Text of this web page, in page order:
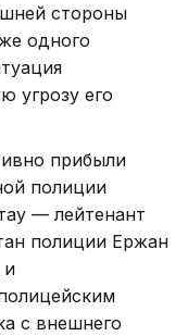
стороны
одного
угрозу его
прибыли
полиции
— лейтенант
полиции Ержан
и
с внешнего